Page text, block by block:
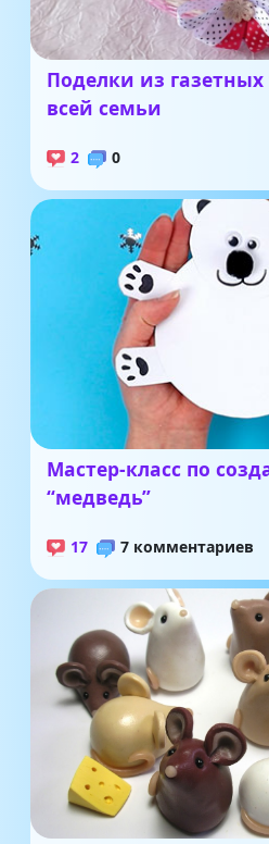
Поделки из газетных
всей семьи
2 0
Мастер-класс по
“медведь”
17 7 комментариев